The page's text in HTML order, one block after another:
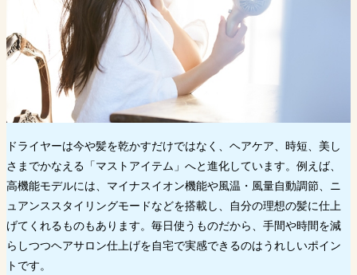
ドライヤーは今や髪を乾かすだけではなく、ヘアケア、時短、美し
さまでかなえる「マストアイテム」へと進化しています。例えば、
高機能モデルには、マイナスイオン機能や風温・風量自動調節、ニ
ュアンススタイリングモードなどを搭載し、自分の理想の髪に仕上
げてくれるものもあります。毎日使うものだから、手間や時間を減
らしつつヘアサロン仕上げを自宅で実感できるのはうれしいポイン
トです。